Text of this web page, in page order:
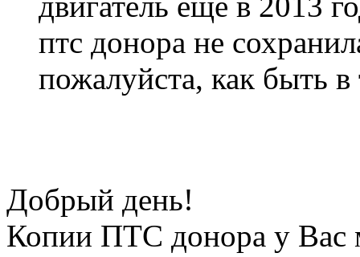
птс донора не
пожалуйста, как быть в
Добрый день!
Копии ПТС донора у